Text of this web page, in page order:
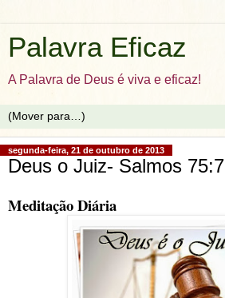
Palavra Eficaz
A Palavra de Deus é viva e eficaz!
segunda-feira, 21 de outubro de 2013
Deus o Juiz- Salmos 75:7
Meditação Diária